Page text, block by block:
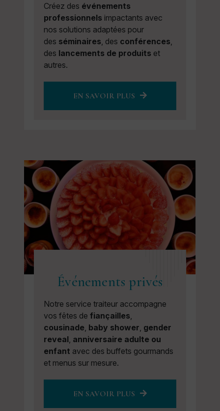
Créez des événements
professionnels impactants avec
nos solutions adaptées pour
des séminaires , des conférences
des lancements de produits et
autres.
EN SAVOIR PLUS
Événements privés
Notre service traiteur accompagne
vos fêtes defiançailles
cousinade baby shower gender
reveal anniversaire adulte ou
enfant avec des buffets gourmands
et menus sur mesure.
EN SAVOIR PLUS